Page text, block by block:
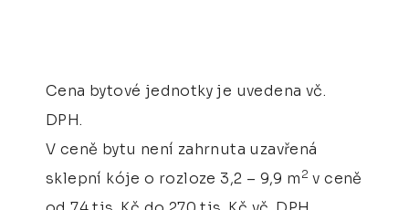
Cena bytové jednotky je uvedena vč.
DPH.
V ceně bytu není zahrnuta uzavřená
sklepní kóje o rozloze 3,2 – 9,9 m 2 v ceně